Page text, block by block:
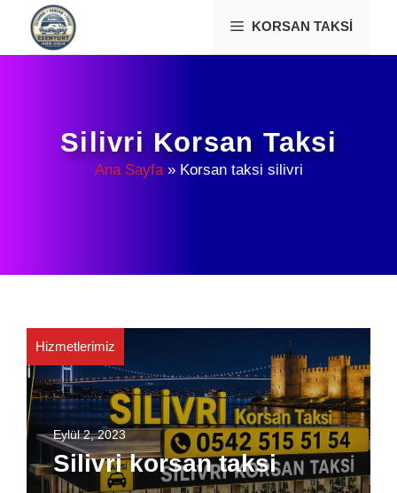
İçeriğe
KORSAN TAKSI
Silivri Korsan Taksi
Ana Sayfa» Korsan taksi silivri
Hizmetlerimiz
Eylül 2, 2023
Silivri korsan taksi